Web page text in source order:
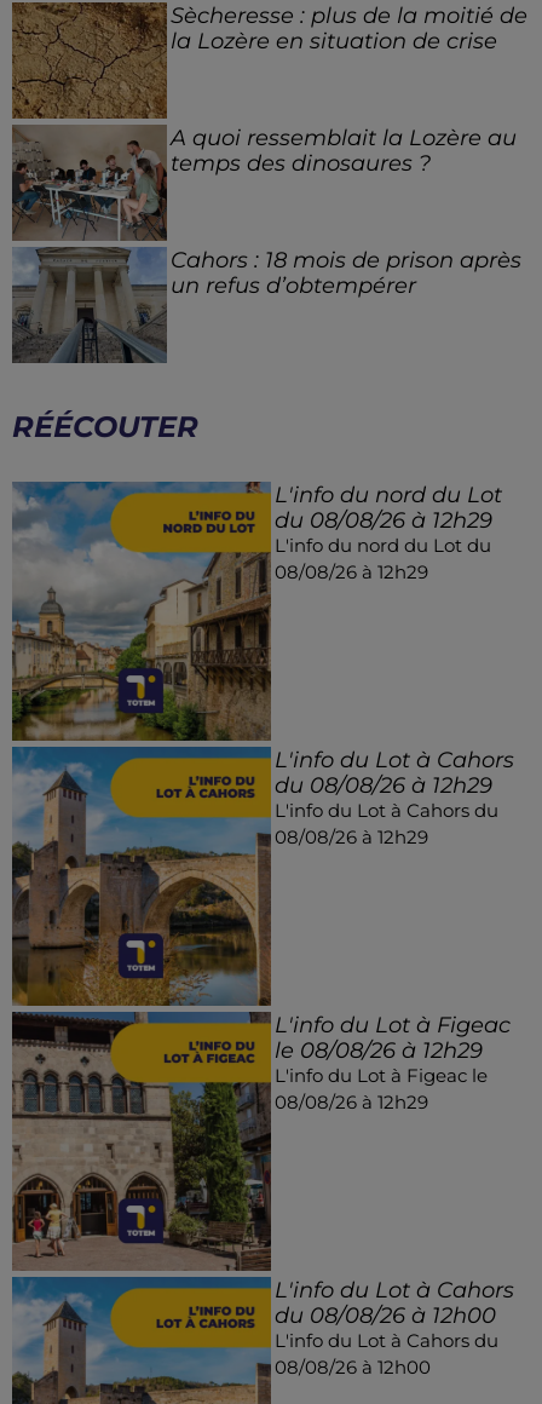
Sècheresse : plus de la moitié de
la Lozère en situation de crise
A quoi ressemblait la Lozère au
temps des dinosaures ?
Cahors : 18 mois de prison après
un refus d’obtempérer
RÉÉCOUTER
L'info du nord du Lot
du 08/08/26 à 12h29
L'info du nord du Lot du
08/08/26 à 12h29
L'info du Lot à Cahors
du 08/08/26 à 12h29
L'info du Lot à Cahors du
08/08/26 à 12h29
L'info du Lot à Figeac
le 08/08/26 à 12h29
L'info du Lot à Figeac le
08/08/26 à 12h29
L'info du Lot à Cahors
du 08/08/26 à 12h00
L'info du Lot à Cahors du
08/08/26 à 12h00